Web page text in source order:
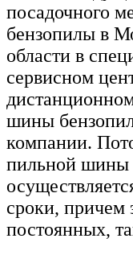
посадочного
бензопилы в
области в
сервисном
шины
компании.
пильной шины
сроки, причем
постоянных,